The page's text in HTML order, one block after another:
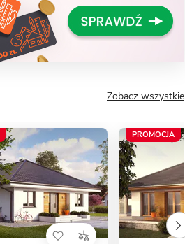
Zobacz wszystkie
PROMOCJA